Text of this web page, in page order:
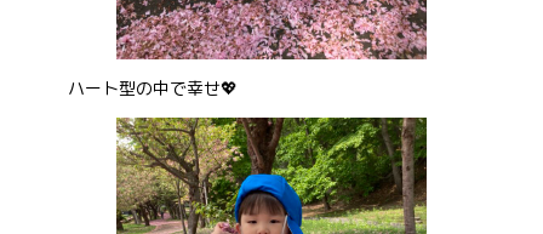
ハート型の中で幸せ💖